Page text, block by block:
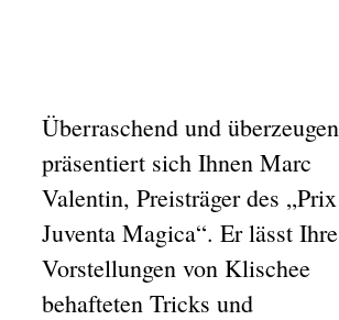
Überraschend und
präsentiert sich Ihnen Marc
Valentin, Preisträger des „Prix
Juventa Magica“. Er lässt Ihre
Vorstellungen von Klischee
behafteten Tricks und